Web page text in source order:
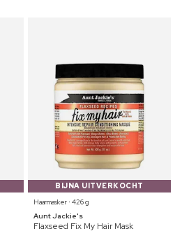
BIJNA UITVERKOCHT
Haarmasker ⋅ 426 g
Aunt Jackie's
Flaxseed Fix My Hair Mask